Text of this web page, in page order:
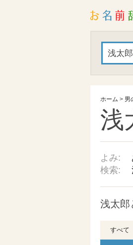
ホーム > 男
浅
よみ:
検索:
浅太郎
すべて